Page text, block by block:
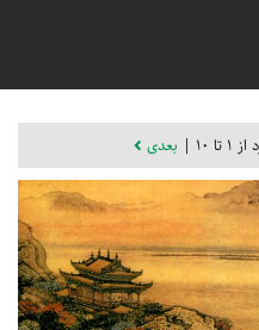
بعدی